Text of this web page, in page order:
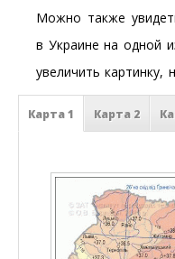
Можно также
в Украине на одной
увеличить картинку,
Карта 1 Карта 2